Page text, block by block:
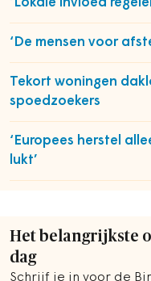
‘Lokale invloed
‘De mensen voor
Tekort woningen
spoedzoekers
‘Europees herstel
lukt’
Het belangrijkste
dag
Schrijf je in voor de